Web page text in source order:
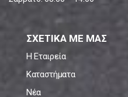
ΣΧΕΤΙΚΑ ΜΕ ΜΑΣ
Η Εταιρεία
Καταστήματα
Νέα